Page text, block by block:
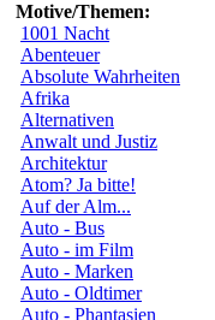
Motive/Themen:
1001 Nacht
Abenteuer
Absolute Wahrheiten
Afrika
Alternativen
Anwalt und Justiz
Architektur
Atom? Ja bitte!
Auf der Alm...
Auto - Bus
Auto - im Film
Auto - Marken
Auto - Oldtimer
Auto - Phantasien